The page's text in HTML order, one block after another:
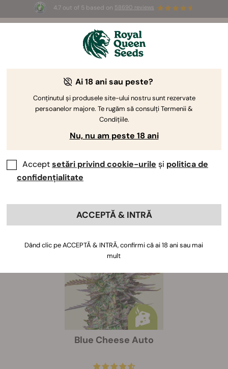
4.7 out of 5 based on 58690 reviews
☀️ Summer Sales: Up to 50% off
selected products! ⏤
Semințe de canabis clasice
Semințele de canabis clasice, tradiționale, devin
plante imbatabile și rezistente. Nu au nevoie de
prezentare și nu au nimic de demonstrat. Semințele
noastre clasice de canabis Royal Queen Seeds nu
sunt deloc diferite. Cultivă-le și descoperă tu însuți.
Sortează după
-40%
Blue Cheese Auto
Ai 18 ani sau peste?
Conținutul și produsele site-ului nostru sunt rezervate
persoanelor majore. Te rugăm să consulți Termenii &
Condițiile.
Nu, nu am peste 18 ani
Acceptsetări privind cookie-urile și politica de
confidențialitate
ACCEPTĂ & INTRĂ
Dând clic pe ACCEPTĂ & INTRĂ, confirmi că ai 18 ani sau mai
mult